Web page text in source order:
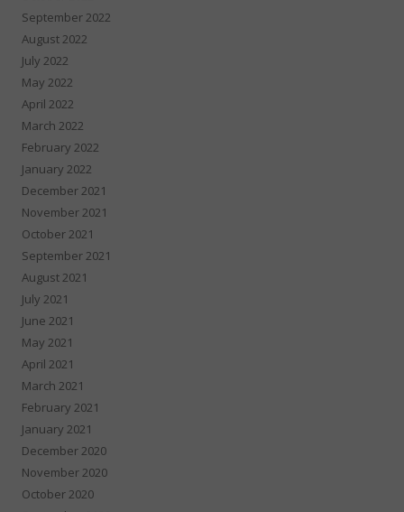
September 2022
August 2022
July 2022
May 2022
April 2022
March 2022
February 2022
January 2022
December 2021
November 2021
October 2021
September 2021
August 2021
July 2021
June 2021
May 2021
April 2021
March 2021
February 2021
January 2021
December 2020
November 2020
October 2020